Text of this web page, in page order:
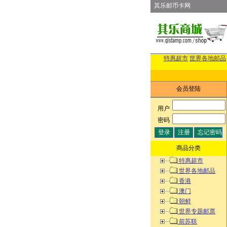
其乐邮币卡网
特惠超市 世界各地邮品
会员登陆
用户:
密码:
商品分类
特惠超市
世界各地邮品
香港
澳门
朝鲜
世界专题邮票
前苏联